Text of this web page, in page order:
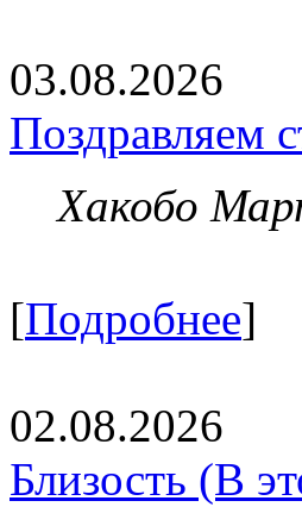
03.08.2026
Поздравляем
Хакобо
[Подробнее]
02.08.2026
Близость (В